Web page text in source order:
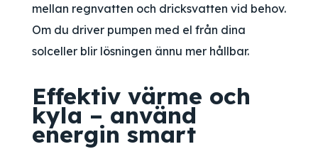
mellan regnvatten och dricksvatten vid behov.
Om du driver pumpen med el från dina
solceller blir lösningen ännu mer hållbar.
Effektiv värme och
kyla – använd
energin smart